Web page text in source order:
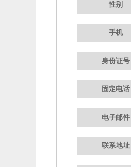
性别
手机
身份证号
固定电话
电子邮件
联系地址